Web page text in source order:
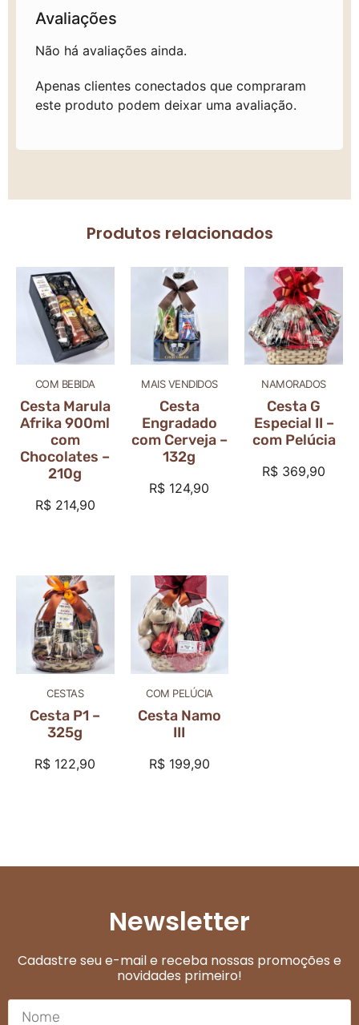
Avaliações
Não há avaliações ainda.
Apenas clientes conectados que compraram
este produto podem deixar uma avaliação.
Produtos relacionados
COM BEBIDA
Cesta Marula
Afrika 900ml
com
Chocolates –
210g
R$214,90
MAIS VENDIDOS
Cesta
Engradado
com Cerveja –
132g
R$ 124,90
NAMORADOS
Cesta G
Especial II –
com Pelúcia
R$ 369,90
CESTAS
Cesta P1 –
325g
R$ 122,90
COM PELÚCIA
Cesta Namo
III
R$199,90
Newsletter
Cadastre seu e-mail e receba nossas promoções e
novidades primeiro!